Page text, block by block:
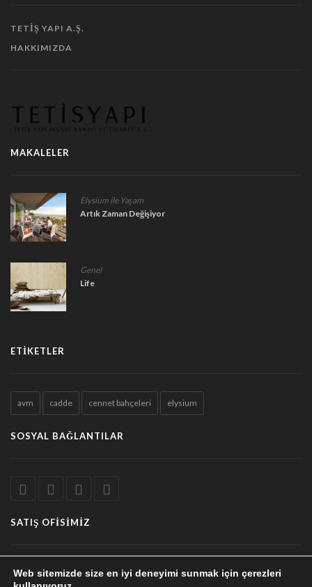
TETIŞ YAPI A.Ş.
HAKKIMIZDA
MAKALELER
Elysium ile Yaşam
Artık Zaman Değişiyor
Genel
Life
ETIKETLER
avm cadde cennet bahçeleri elysium
SOSYAL BAĞLANTILAR
SATIŞ OFISIMIZ
Malatya caddesi, Cumhuriyet mahallesi, no:10/2
Web sitemizde size en iyi deneyimi sunmak için çerezleri